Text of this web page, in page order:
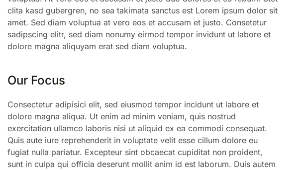
clita kasd gubergren, no sea takimata sanctus est Lorem ipsum dolor sit
amet. Sed diam voluptua at vero eos et accusam et justo. Consetetur
sadipscing elitr, sed diam nonumy eirmod tempor invidunt ut labore et
dolore magna aliquyam erat sed diam voluptua.
Our Focus
Consectetur adipisici elit, sed eiusmod tempor incidunt ut labore et
dolore magna aliqua. Ut enim ad minim veniam, quis nostrud
exercitation ullamco laboris nisi ut aliquid ex ea commodi consequat.
Quis aute iure reprehenderit in voluptate velit esse cillum dolore eu
fugiat nulla pariatur. Excepteur sint obcaecat cupiditat non proident,
sunt in culpa qui officia deserunt mollit anim id est laborum. Duis autem